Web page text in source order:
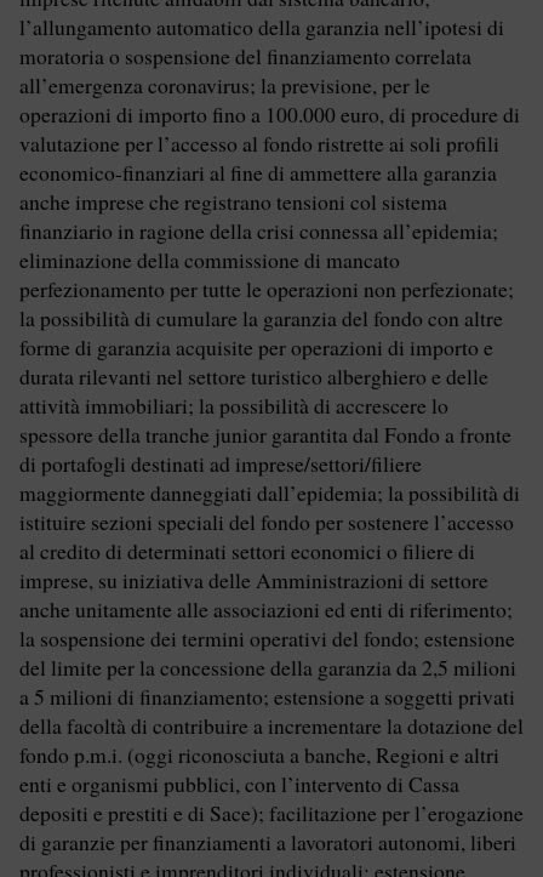
l’allungamento automatico della garanzia nell’ipotesi di
moratoria o sospensione del finanziamento correlata
all’emergenza coronavirus; la previsione, per le
operazioni di importo fino a 100.000 euro, di procedure di
valutazione per l’accesso al fondo ristrette ai soli profili
economico-finanziari al fine di ammettere alla garanzia
anche imprese che registrano tensioni col sistema
finanziario in ragione della crisi connessa all’epidemia;
eliminazione della commissione di mancato
perfezionamento per tutte le operazioni non perfezionate;
la possibilità di cumulare la garanzia del fondo con altre
forme di garanzia acquisite per operazioni di importo e
durata rilevanti nel settore turistico alberghiero e delle
attività immobiliari; la possibilità di accrescere lo
spessore della tranche junior garantita dal Fondo a fronte
di portafogli destinati ad imprese/settori/filiere
maggiormente danneggiati dall’epidemia; la possibilità di
istituire sezioni speciali del fondo per sostenere l’accesso
al credito di determinati settori economici o filiere di
imprese, su iniziativa delle Amministrazioni di settore
anche unitamente alle associazioni ed enti di riferimento;
la sospensione dei termini operativi del fondo; estensione
del limite per la concessione della garanzia da 2,5 milioni
a 5 milioni di finanziamento; estensione a soggetti privati
della facoltà di contribuire a incrementare la dotazione del
fondo p.m.i. (oggi riconosciuta a banche, Regioni e altri
enti e organismi pubblici, con l’intervento di Cassa
depositi e prestiti e di Sace); facilitazione per l’erogazione
di garanzie per finanziamenti a lavoratori autonomi, liberi
professionisti e imprenditori individuali; estensione